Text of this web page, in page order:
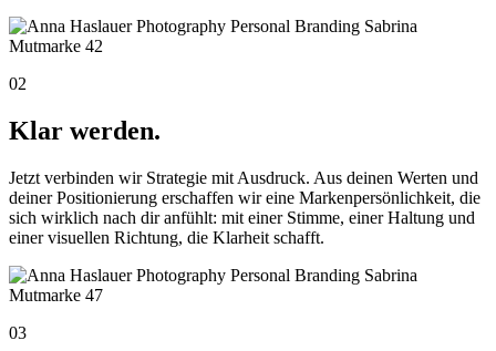
02
Klar werden.
Jetzt verbinden wir Strategie mit Ausdruck. Aus deinen Werten und
deiner Positionierung erschaffen wir eine Markenpersönlichkeit, die
sich wirklich nach dir anfühlt: mit einer Stimme, einer Haltung und
einer visuellen Richtung, die Klarheit schafft.
03